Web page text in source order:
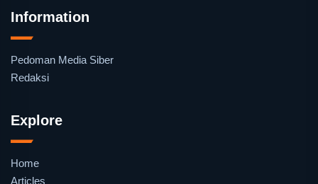
Information
Pedoman Media Siber
Redaksi
Explore
Home
Articles